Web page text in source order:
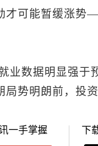
才可能暂缓涨
业数据明显强于
局势明朗前，投
一手掌握 下